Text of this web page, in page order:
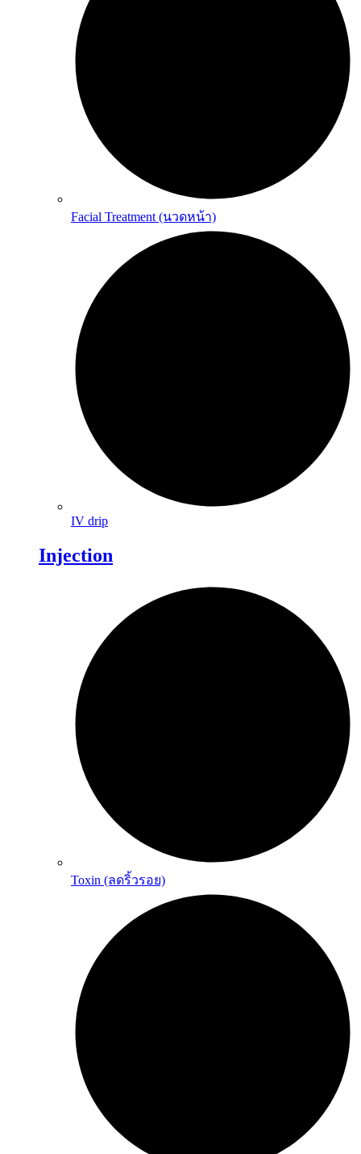
Facial Treatment (นวดหน้า)
IV drip
Injection
Toxin (ลดริ้วรอย)